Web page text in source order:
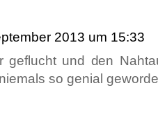
2013 um 15:33
geflucht und den
so genial